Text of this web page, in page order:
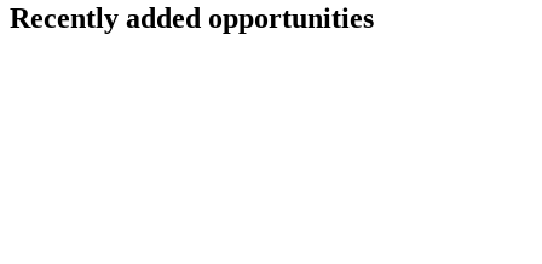
Recently added opportunities